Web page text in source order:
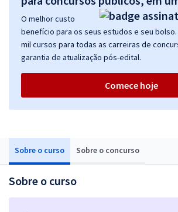
Sobre o curso Sobre o concurso
Sobre o curso
O melhor custo
benefício para os seus estudos e seu bolso.
mil cursos para todas as carreiras de
garantia de atualização pós-edital.
Comece hoje